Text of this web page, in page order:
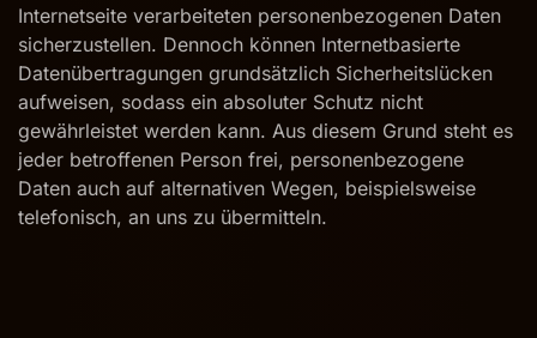
Internetseite verarbeiteten personenbezogenen Daten
sicherzustellen. Dennoch können Internetbasierte
Datenübertragungen grundsätzlich Sicherheitslücken
aufweisen, sodass ein absoluter Schutz nicht
gewährleistet werden kann. Aus diesem Grund steht es
jeder betroffenen Person frei, personenbezogene
Daten auch auf alternativen Wegen, beispielsweise
telefonisch, an uns zu übermitteln.